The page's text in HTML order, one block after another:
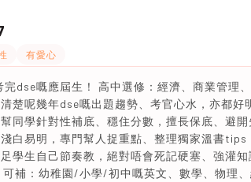
有愛心
完dse嘅應屆生！ 高中選修：經濟、商業管理
楚呢幾年dse嘅出題趨勢、考官心水，亦都
同學針對性補底、穩住分數，擅長保底、避
白易明，專門幫人捉重點、整理獨家溫書
學生自己節奏教，絕對唔會死記硬塞、強灌
補：幼稚園/小學/初中嘅英文、數學、物理